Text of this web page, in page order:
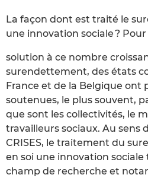
La façon dont est traité le
une innovation sociale ?
solution à ce nombre
surendettement, des états
France et de la Belgique ont
soutenues, le plus souvent,
que sont les collectivités, le
travailleurs sociaux. Au sens
CRISES, le traitement du
en soi une innovation
champ de recherche et